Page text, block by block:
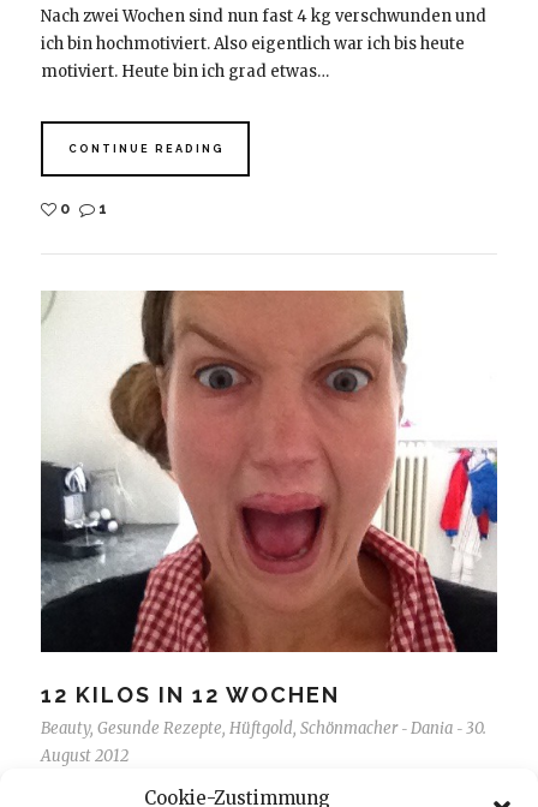
Cookie-Zustimmung
Nach zwei Wochen sind nun fast 4 kg verschwunden und
ich bin hochmotiviert. Also eigentlich war ich bis heute
motiviert. Heute bin ich grad etwas…
CONTINUE READING
0 1
12 KILOS IN 12 WOCHEN
Beauty, Gesunde Rezepte, Hüftgold, Schönmacher - Dania - 30.
August 2012